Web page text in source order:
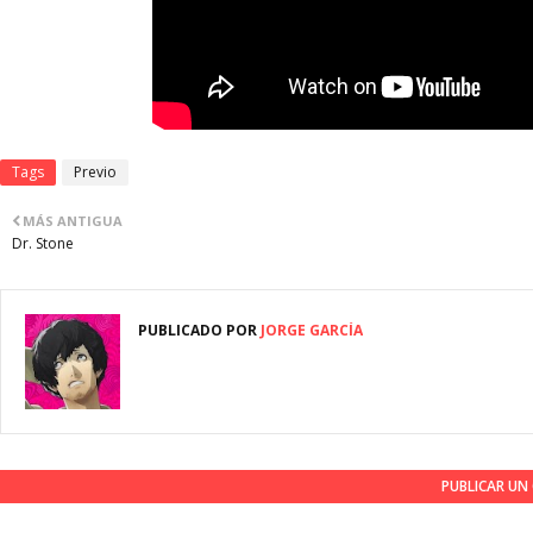
Tags Previo
MÁS ANTIGUA
Dr. Stone
PUBLICADO POR JORGE GARCÍA
PUBLICAR